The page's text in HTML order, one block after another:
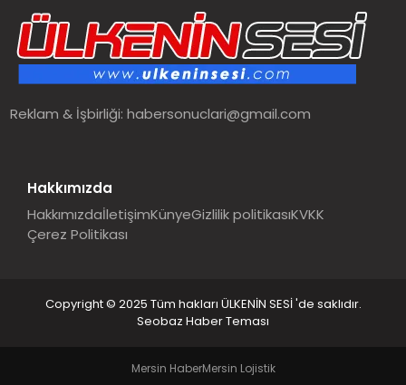
SPOR
TEKNOLOJI
YAŞAM
Reklam & İşbirliği:habersonuclari@gmail.com
Hakkımızda
HakkımızdaİletişimKünyeGizlilik politikasıKVKK
Çerez Politikası
Copyright © 2025 Tüm hakları ÜLKENİN SESİ 'de saklıdır.
Seobaz Haber Teması
Mersin HaberMersin Lojistik